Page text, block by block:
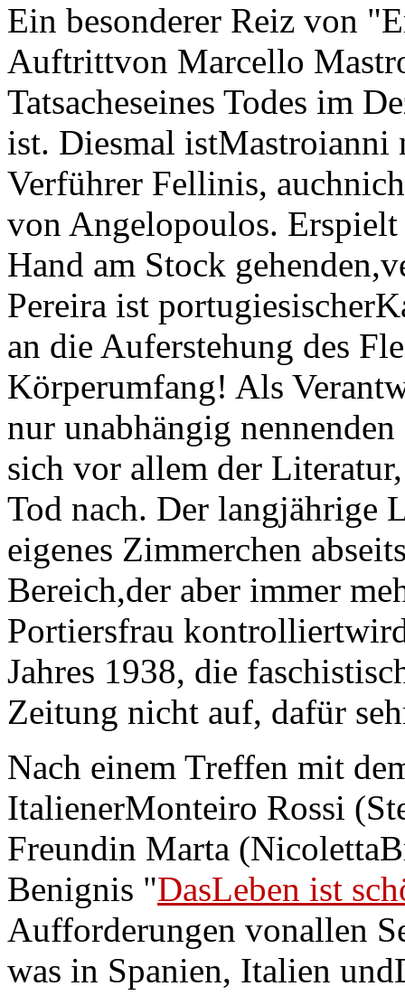
Ein besonderer Reiz von
Auftrittvon Marcello
Tatsacheseines Todes im
ist. Diesmal istMastroianni
Verführer Fellinis,
von Angelopoulos.
Hand am Stock
Pereira ist
an die Auferstehung des
Körperumfang! Als
nur unabhängig
sich vor allem der
Tod nach. Der langjährige
eigenes Zimmerchen
Bereich,der aber immer
Portiersfrau
Jahres 1938, die
Zeitung nicht auf, dafür
Nach einem Treffen mit
ItalienerMonteiro Rossi
Freundin Marta
Benignis "DasLeben ist
Aufforderungen vonallen
was in Spanien, Italien